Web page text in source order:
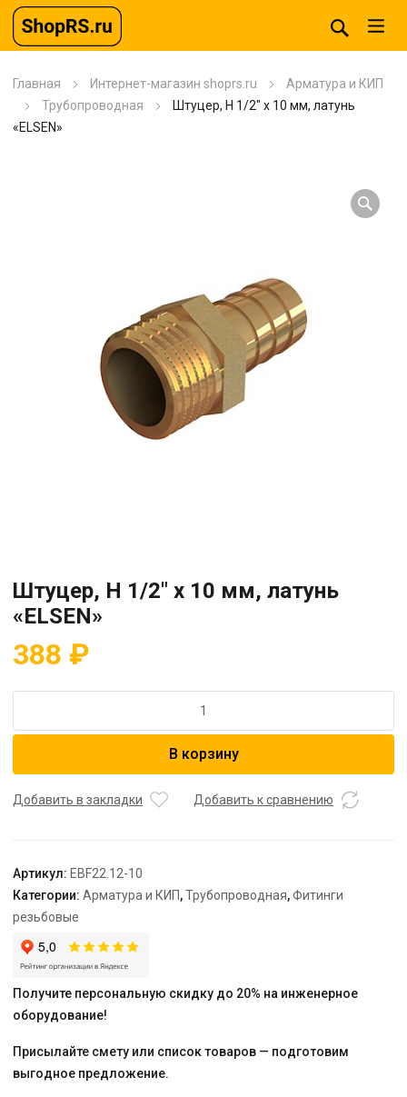
Главная Интернет-магазин shoprs.ru
Арматура и КИП
Трубопроводная
Штуцер, Н 1/2″ х 10 мм, латунь
«ELSEN»
Штуцер, Н 1/2″ х 10 мм, латунь
«ELSEN»
388 ₽
Штуцер,
х
"ELSEN"
В корзину
Добавить в закладки Добавить к сравнению
Артикул: EBF22.12-10
Категории: Арматура и КИП,Трубопроводная,Фитинги
резьбовые
Получите персональную скидку до 20% на инженерное
оборудование!
Присылайте смету или список товаров — подготовим
выгодное предложение.